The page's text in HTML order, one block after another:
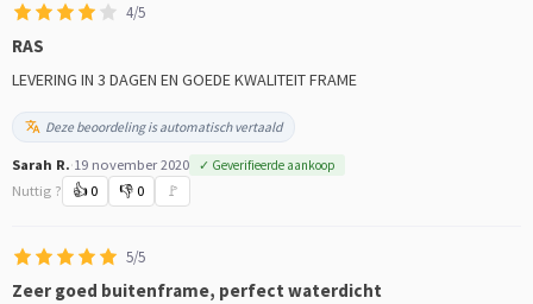
4/5
RAS
LEVERING IN 3 DAGEN EN GOEDE KWALITEIT FRAME
Deze beoordeling is automatisch vertaald
Sarah R.·19 november 2020 ✓ Geverifieerde aankoop
Nuttig ? 👍 0 👎 0 🚩
5/5
Zeer goed buitenframe, perfect waterdicht